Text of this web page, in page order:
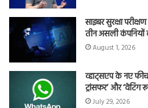
साइबर सुरक्षा
तीन असली कंपनियों
August 1, 2026
व्हाट्सएप के नए
ट्रांसफर’ और ‘वेटिंग
July 29, 2026